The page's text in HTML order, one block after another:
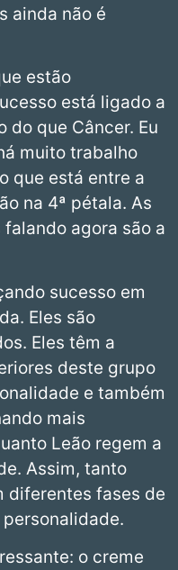
ainda não é
estão
está ligado a
do que Câncer. Eu
muito trabalho
que está entre a
na 4ª pétala. As
agora são a
sucesso em
Eles são
Eles têm a
deste grupo
e também
mais
Leão regem a
Assim, tanto
diferentes fases de
o creme